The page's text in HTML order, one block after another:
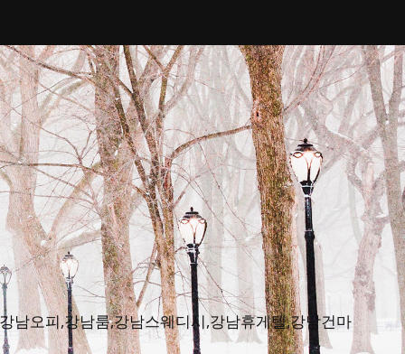
남오피,강남룸,강남스웨디시,강남휴게텔,강남건마